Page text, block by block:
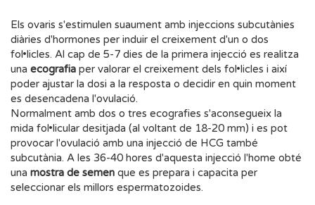
Els ovaris s'estimulen suaument amb injeccions subcutànies
diàries d'hormones per induir el creixement d'un o dos
fol•licles. Al cap de 5-7 dies de la primera injecció es realitza
una ecografia per valorar el creixement dels fol•licles i així
poder ajustar la dosi a la resposta o decidir en quin moment
es desencadena l'ovulació.
Normalment amb dos o tres ecografies s'aconsegueix la
mida fol•licular desitjada (al voltant de 18-20 mm) i es pot
provocar l'ovulació amb una injecció de HCG també
subcutània. A les 36-40 hores d'aquesta injecció l'home obté
una mostra de semen que es prepara i capacita per
seleccionar els millors espermatozoides.